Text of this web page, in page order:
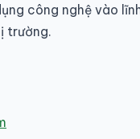
công nghệ vào
trường.